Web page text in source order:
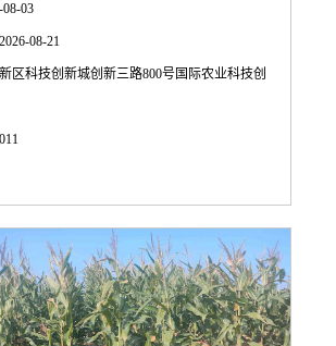
03
08-21
区科技创新城创新三路800号国际农业科技创